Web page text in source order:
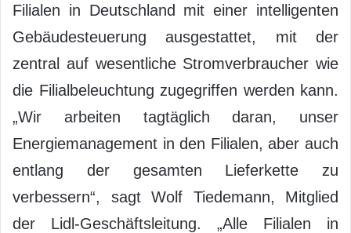
Filialen in Deutschland mit einer intelligenten
Gebäudesteuerung ausgestattet, mit der
zentral auf wesentliche Stromverbraucher wie
die Filialbeleuchtung zugegriffen werden kann.
„Wir arbeiten tagtäglich daran, unser
Energiemanagement in den Filialen, aber auch
entlang der gesamten Lieferkette zu
verbessern“, sagt Wolf Tiedemann, Mitglied
der Lidl-Geschäftsleitung. „Alle Filialen in